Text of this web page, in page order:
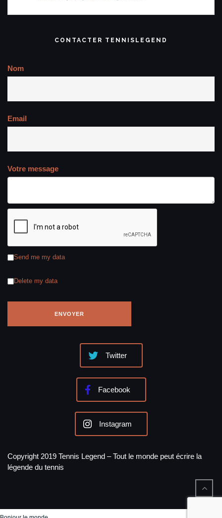
CONTACTER TENNISLEGEND
Nom
Email
Votre message
Send me my data
Delete my data
Twitter
Facebook
Instagram
Copyright 2019 Tennis Legend – Tout le monde peut écrire la
légende du tennis